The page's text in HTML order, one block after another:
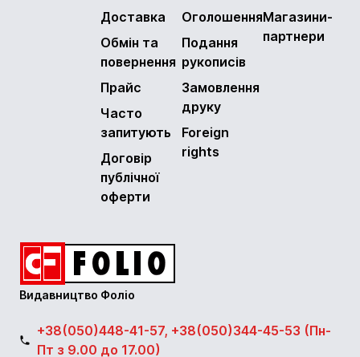
Доставка
Обмін та
повернення
Прайс
Часто
запитують
Договір
публічної
оферти
Оголошення
Подання
рукописів
Замовлення
друку
Foreign
rights
Магазини-
партнери
Видавництво Фоліо
+38(050)448-41-57, +38(050)344-45-53 (Пн-
Пт з 9.00 до 17.00)